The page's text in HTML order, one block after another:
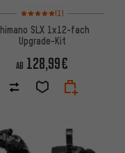
Bewertungen
Bewertungen: 5 von 5
(1)
SLX 1x12-fach
Upgrade-Kit
AB 128,99€